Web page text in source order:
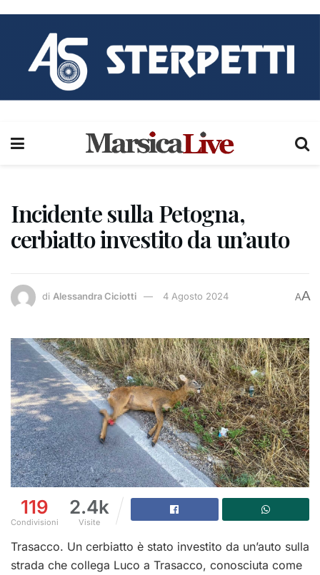
Incidente sulla Petogna,
cerbiatto investito da un’auto
di Alessandra Ciciotti 4 Agosto 2024 AA
119
Condivisioni
2.4k
Visite
Trasacco. Un cerbiatto è stato investito da un’auto sulla
strada che collega Luco a Trasacco, conosciuta come